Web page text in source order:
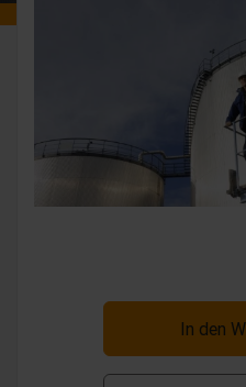
In den